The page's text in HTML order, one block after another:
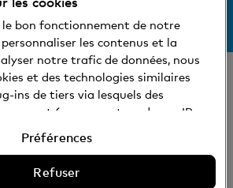
avec l'environnement
66
et bancomats
à la banque
et mentions légales
une filiale détenue à 100% par
bon fonctionnement de notre
les contenus et la
notre trafic de données, nous
et des technologies similaires
ins de tiers via lesquels des
(comme votre adresse IP,
Vous pouvez accepter ou
de plug-ins de tiers et la
Préférences
Refuser